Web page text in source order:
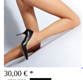
30,00 € *